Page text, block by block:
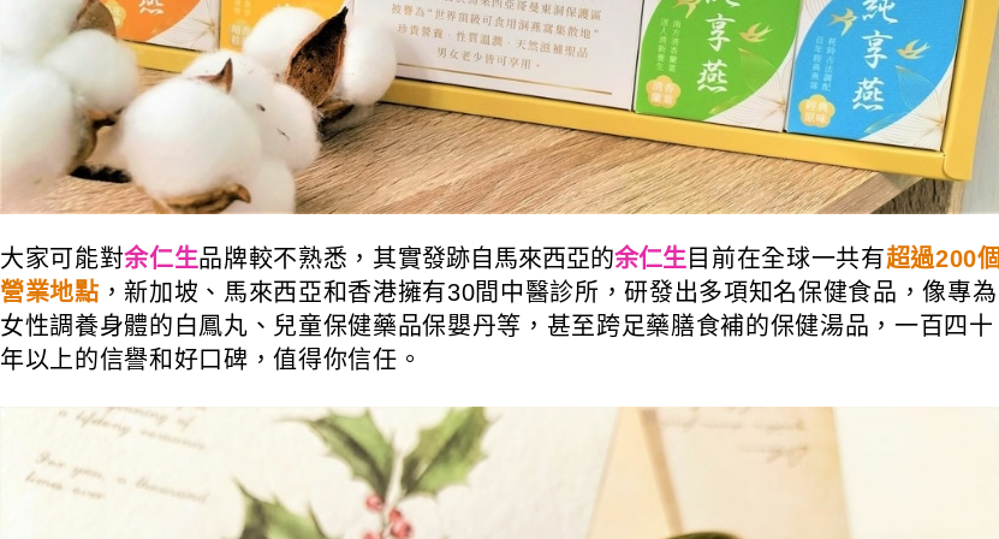
大家可能對余仁生品牌較不熟悉，其實發跡自馬來西亞的余仁生目前在全球一共有超過200個
營業地點 ，新加坡、馬來西亞和香港擁有30間中醫診所，研發出多項知名保健食品，像專為
女性調養身體的白鳳丸、兒童保健藥品保嬰丹等，甚至跨足藥膳食補的保健湯品，一百四十
年以上的信譽和好口碑，值得你信任。